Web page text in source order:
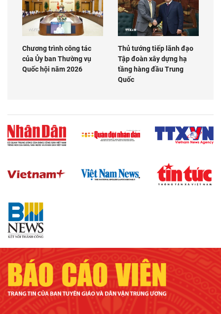
Chương trình công tác
của Ủy ban Thường vụ
Quốc hội năm 2026
Thủ tướng tiếp lãnh đạo
Tập đoàn xây dựng hạ
tầng hàng đầu Trung
Quốc